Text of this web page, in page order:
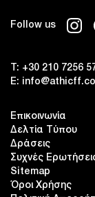
Follow us
T: +30 210 7256
E:
Επικοινωνία
Δελτία Τύπου
Δράσεις
Συχνές
Sitemap
Όροι Χρήσης